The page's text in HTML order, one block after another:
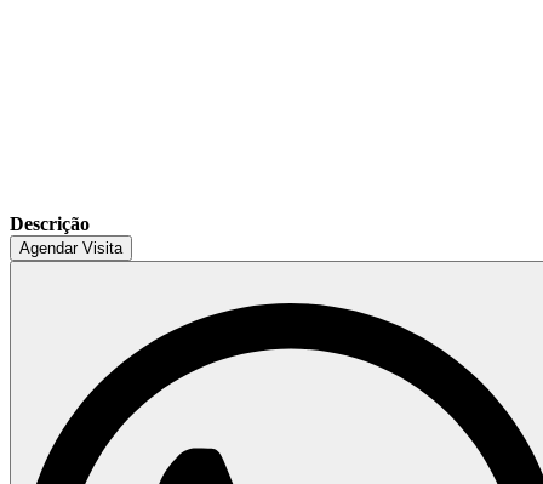
Descrição
Agendar Visita